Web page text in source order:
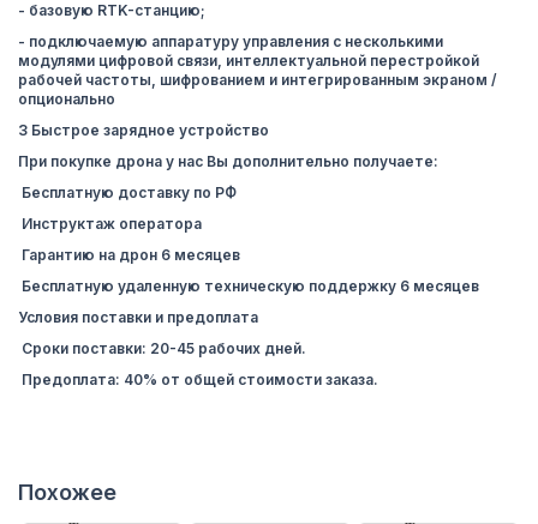
- базовую RTK-станцию;
- подключаемую аппаратуру управления с несколькими
модулями цифровой связи, интеллектуальной перестройкой
рабочей частоты, шифрованием и интегрированным экраном /
опционально
3 Быстрое зарядное устройство
При покупке дрона у нас Вы дополнительно получаете:
Бесплатную доставку по РФ
Инструктаж оператора
Гарантию на дрон 6 месяцев
Бесплатную удаленную техническую поддержку 6 месяцев
Условия поставки и предоплата
Сроки поставки: 20-45 рабочих дней.
Предоплата: 40% от общей стоимости заказа.
Похожее